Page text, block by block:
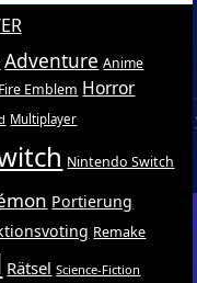
Adventure Anime
Fire Emblem Horror
Multiplayer
Nintendo Switch
Portierung
Remake
Rätsel Science-Fiction